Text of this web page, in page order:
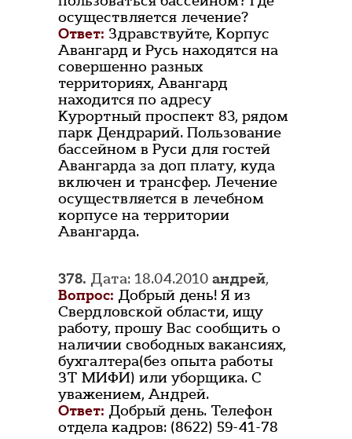
осуществляется лечение?
Ответ: Здравствуйте, Корпус
Авангард и Русь находятся на
совершенно разных
территориях, Авангард
находится по адресу
Курортный проспект 83, рядом
парк Дендрарий. Пользование
бассейном в Руси для гостей
Авангарда за доп плату, куда
включен и трансфер. Лечение
осуществляется в лечебном
корпусе на территории
Авангарда.
378. Дата: 18.04.2010 андрей,
Вопрос: Добрый день! Я из
Свердловской области, ищу
работу, прошу Вас сообщить о
наличии свободных вакансиях,
бухгалтера(без опыта работы
ЗТ МИФИ) или уборщика. С
уважением, Андрей.
Ответ: Добрый день. Телефон
отдела кадров: (8622) 59-41-78